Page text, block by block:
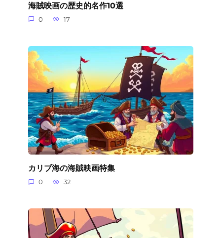
海賊映画の歴史的名作10選
0 17
カリブ海の海賊映画特集
0 32